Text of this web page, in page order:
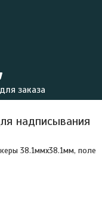
заказа
надписывания
38.1ммх38.1мм, поле